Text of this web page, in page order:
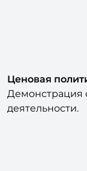
Демонстрация
деятельности.